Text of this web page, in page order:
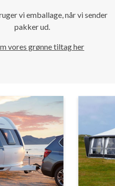
vi emballage, når vi sender
pakker ud.
vores grønne tiltag her